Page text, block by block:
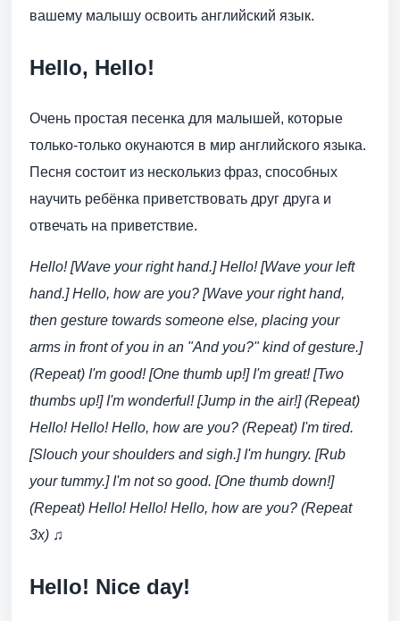
вашему малышу освоить английский язык.
Hello, Hello!
Очень простая песенка для малышей, которые
только-только окунаются в мир английского языка.
Песня состоит из несколькиз фраз, способных
научить ребёнка приветствовать друг друга и
отвечать на приветствие.
Hello! [Wave your right hand.] Hello! [Wave your left
hand.] Hello, how are you? [Wave your right hand,
then gesture towards someone else, placing your
arms in front of you in an "And you?" kind of gesture.]
(Repeat) I'm good! [One thumb up!] I'm great! [Two
thumbs up!] I'm wonderful! [Jump in the air!] (Repeat)
Hello! Hello! Hello, how are you? (Repeat) I'm tired.
[Slouch your shoulders and sigh.] I'm hungry. [Rub
your tummy.] I'm not so good. [One thumb down!]
(Repeat) Hello! Hello! Hello, how are you? (Repeat
3x) ♫
Hello! Nice day!